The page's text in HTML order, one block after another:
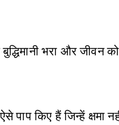
भरा और
किए हैं जिन्हें क्षमा